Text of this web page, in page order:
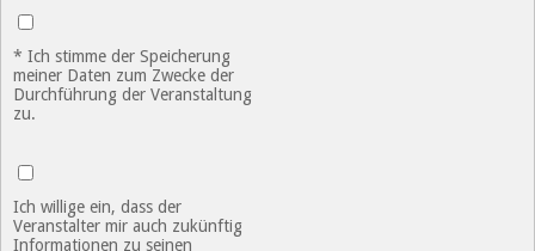
* Ich stimme der Speicherung
meiner Daten zum Zwecke der
Durchführung der Veranstaltung
zu.
Ich willige ein, dass der
Veranstalter mir auch zukünftig
Informationen zu seinen